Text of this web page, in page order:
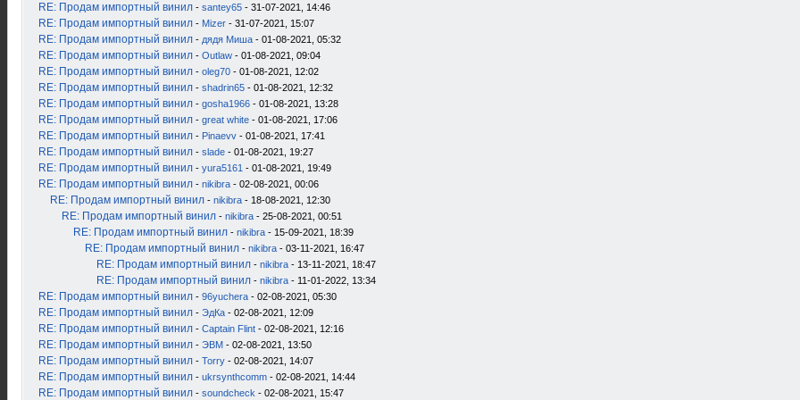
RE: Продам импортный винил - santey65 - 31-07-2021, 14:46
RE: Продам импортный винил - Mizer - 31-07-2021, 15:07
RE: Продам импортный винил - дядя Миша - 01-08-2021, 05:32
RE: Продам импортный винил - Outlaw - 01-08-2021, 09:04
RE: Продам импортный винил - oleg70 - 01-08-2021, 12:02
RE: Продам импортный винил - shadrin65 - 01-08-2021, 12:32
RE: Продам импортный винил - gosha1966 - 01-08-2021, 13:28
RE: Продам импортный винил - great white - 01-08-2021, 17:06
RE: Продам импортный винил - Pinaevv - 01-08-2021, 17:41
RE: Продам импортный винил - slade - 01-08-2021, 19:27
RE: Продам импортный винил - yura5161 - 01-08-2021, 19:49
RE: Продам импортный винил - nikibra - 02-08-2021, 00:06
RE: Продам импортный винил - nikibra - 18-08-2021, 12:30
RE: Продам импортный винил - nikibra - 25-08-2021, 00:51
RE: Продам импортный винил - nikibra - 15-09-2021, 18:39
RE: Продам импортный винил - nikibra - 03-11-2021, 16:47
RE: Продам импортный винил - nikibra - 13-11-2021, 18:47
RE: Продам импортный винил - nikibra - 11-01-2022, 13:34
RE: Продам импортный винил - 96yuchera - 02-08-2021, 05:30
RE: Продам импортный винил - ЭдКа - 02-08-2021, 12:09
RE: Продам импортный винил - Captain Flint - 02-08-2021, 12:16
RE: Продам импортный винил - ЭВМ - 02-08-2021, 13:50
RE: Продам импортный винил - Torry - 02-08-2021, 14:07
RE: Продам импортный винил - ukrsynthcomm - 02-08-2021, 14:44
RE: Продам импортный винил - soundcheck - 02-08-2021, 15:47